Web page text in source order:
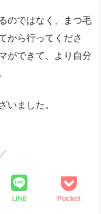
のではなく、まつ毛
から行ってくださ
ができて、より自分
いました。
LINE Pocket